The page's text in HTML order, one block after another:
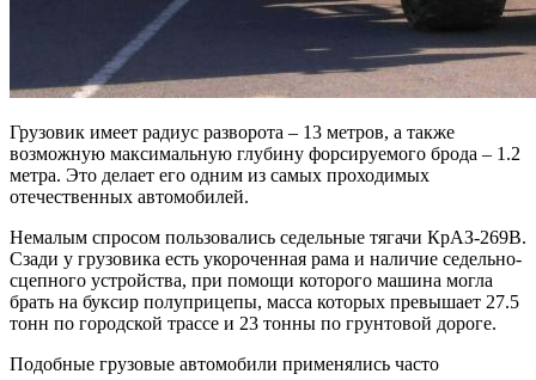
Грузовик имеет радиус разворота – 13 метров, а также
возможную максимальную глубину форсируемого брода – 1.2
метра. Это делает его одним из самых проходимых
отечественных автомобилей.
Немалым спросом пользовались седельные тягачи КрАЗ-269В.
Сзади у грузовика есть укороченная рама и наличие седельно-
сцепного устройства, при помощи которого машина могла
брать на буксир полуприцепы, масса которых превышает 27.5
тонн по городской трассе и 23 тонны по грунтовой дороге.
Подобные грузовые автомобили применялись часто